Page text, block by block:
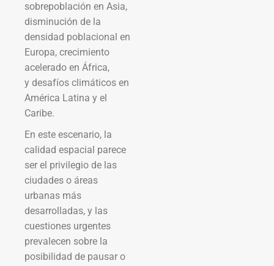
sobrepoblación en Asia,
disminución de la
densidad poblacional en
Europa, crecimiento
acelerado en África,
y desafíos climáticos en
América Latina y el
Caribe.
En este escenario, la
calidad espacial parece
ser el privilegio de las
ciudades o áreas
urbanas más
desarrolladas, y las
cuestiones urgentes
prevalecen sobre la
posibilidad de pausar o